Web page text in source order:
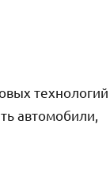
технологий
автомобили,